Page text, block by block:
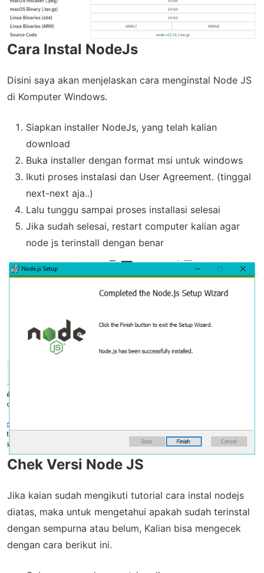
Cara Instal NodeJs
Disini saya akan menjelaskan cara menginstal Node JS
di Komputer Windows.
Siapkan installer NodeJs, yang telah kalian
download
Buka installer dengan format msi untuk windows
Ikuti proses instalasi dan User Agreement. (tinggal
next-next aja..)
Lalu tunggu sampai proses installasi selesai
Jika sudah selesai, restart computer kalian agar
node js terinstall dengan benar
Chek Versi Node JS
Jika kaian sudah mengikuti tutorial cara instal nodejs
diatas, maka untuk mengetahui apakah sudah terinstal
dengan sempurna atau belum, Kalian bisa mengecek
dengan cara berikut ini.